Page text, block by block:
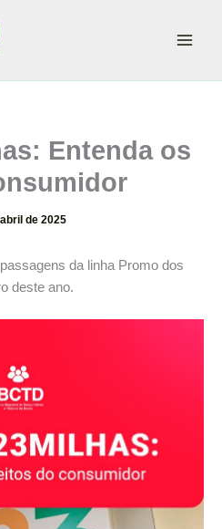
Entenda os
de 2025
da linha Promo dos
deste ano.